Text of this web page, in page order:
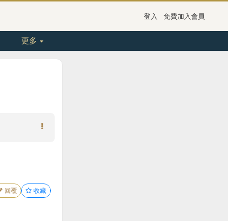
登入 免費加入會員
更多
回覆 收藏